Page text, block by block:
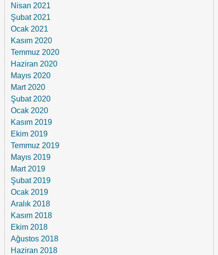
Nisan 2021
Şubat 2021
Ocak 2021
Kasım 2020
Temmuz 2020
Haziran 2020
Mayıs 2020
Mart 2020
Şubat 2020
Ocak 2020
Kasım 2019
Ekim 2019
Temmuz 2019
Mayıs 2019
Mart 2019
Şubat 2019
Ocak 2019
Aralık 2018
Kasım 2018
Ekim 2018
Ağustos 2018
Haziran 2018